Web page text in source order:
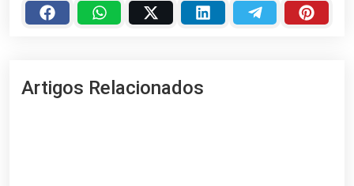
Artigos Relacionados